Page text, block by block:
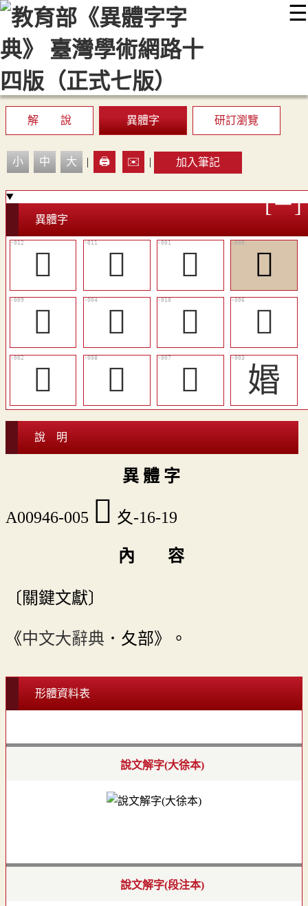
☰
::: 最新消息 常見問題 編輯說明
顯示模式
解 說 異體字 研訂瀏覽
小 中 大 | 🖨️ ✉️ | 加入筆記
異體字
󱓪 󱓩 𡕽
𡖀
󱓧
𡕼 󱓨
󱓤
𡝪
󱓦 󱓥 㛰
說 明
異 體 字
A00946-005 𡖀 夊-16-19
內 容
〔關鍵文獻〕
《中文大辭典 ．夂部》。
形體資料表
說文解字(大徐本)
說文解字(段注本)